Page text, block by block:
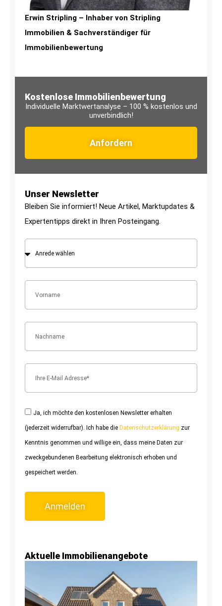
Erwin Stripling – Inhaber von Stripling
Immobilien & Sachverständiger für
Immobilienbewertung
Kostenlose Immobilienbewertung
Individuelle Marktwertanalyse – 100 % kostenlos und
unverbindlich!
Anfordern
Unser Newsletter
Bleiben Sie informiert! Neue Artikel, Marktupdates &
Expertentipps direkt in Ihren Posteingang.
Ja, ich möchte den kostenlosen Newsletter erhalten
(jederzeit widerrufbar). Ich habe die Datenschutzerklärung zur
Kenntnis genommen und willige ein, dass meine Daten zur
zweckgebundenen Bearbeitung elektronisch erhoben und
gespeichert werden.
Anmelden
Aktuelle Immobilienangebote